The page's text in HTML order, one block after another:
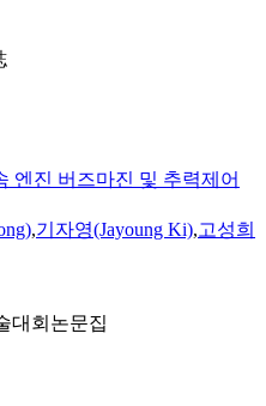
엔진 버즈마진 및 추력제어
,기자영(Jayoung Ki),고성희
대회논문집